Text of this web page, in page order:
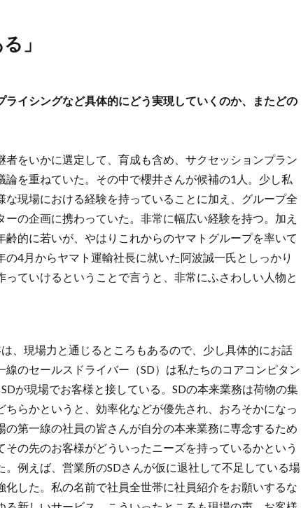
」
イシングなど具体的にどう実現していくのか、またどの
をいかに選定して、育成も含め、サクセッションプラン
を重ねていた。その中で櫻井さんが候補の1人。少し私
現場における経験を持っていることに加え、グループ全
の企画に携わっていた。非常に幅広い経験を持つ。加え
的に若いが、やはりこれからのヤマトグループを率いて
4月からヤマト運輸社長に就いた阿波誠一氏としっかり
ていけるということで言うと、非常にふさわしい人物と
、現場力と通じるところもあるので、少し具体的にお話
のセールスドライバー（SD）は私たちのコアコンピタン
が現場でお客様と接している。SDの本来業務は荷物の集
らかというと、効率化などが優先され、おろそかになっ
第一線の社員の皆さんが自分の本来業務に専念するため
の先のお客様がどういったニーズを持っているかという
例えば、営業所のSDさんが仮に退社して不足している場
した。私の名前で社員全世帯に社員紹介をお願いするな